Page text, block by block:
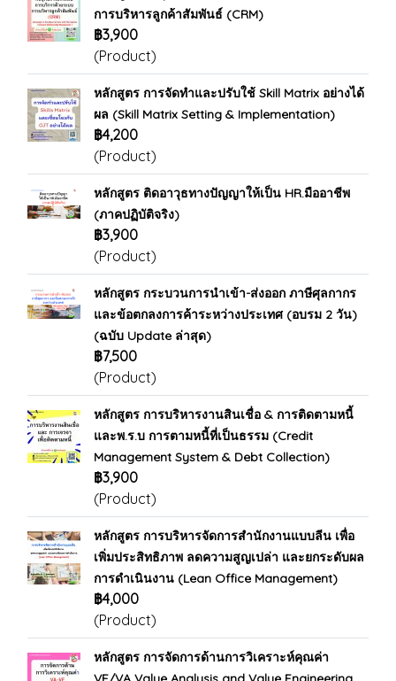
การบริหารลูกค้าสัมพันธ์ (CRM)
฿3,900
(Product)
หลักสูตร การจัดทำและปรับใช้ Skill Matrix อย่างได้
ผล (Skill Matrix Setting & Implementation)
฿4,200
(Product)
หลักสูตร ติดอาวุธทางปัญญาให้เป็น HR.มืออาชีพ
(ภาคปฏิบัติจริง)
฿3,900
(Product)
หลักสูตร กระบวนการนำเข้า-ส่งออก ภาษีศุลกากร
และข้อตกลงการค้าระหว่างประเทศ (อบรม 2 วัน)
(ฉบับ Update ล่าสุด)
฿7,500
(Product)
หลักสูตร การบริหารงานสินเชื่อ & การติดตามหนี้
และพ.ร.บ การตามหนี้ที่เป็นธรรม (Credit
Management System & Debt Collection)
฿3,900
(Product)
หลักสูตร การบริหารจัดการสำนักงานแบบลีน เพื่อ
เพิ่มประสิทธิภาพ ลดความสูญเปล่า และยกระดับผล
การดำเนินงาน (Lean Office Management)
฿4,000
(Product)
หลักสูตร การจัดการด้านการวิเคราะห์คุณค่า